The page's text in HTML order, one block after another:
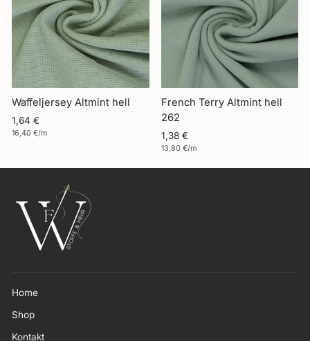
Waffeljersey Altmint hell
1,64 €
16,40 €/m
French Terry Altmint hell
262
1,38 €
13,80 €/m
Home
Shop
Kontakt